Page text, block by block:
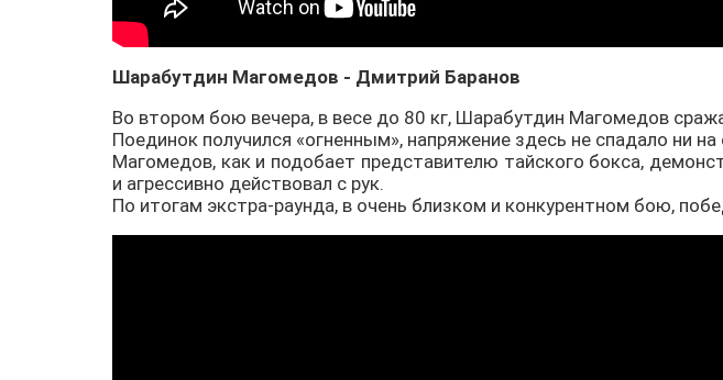
Шарабутдин Магомедов - Дмитрий Баранов
Во втором бою вечера, в весе до 80 кг, Шарабутдин Магомедов
Поединок получился «огненным», напряжение здесь не спадало ни на
Магомедов, как и подобает представителю тайского бокса,
и агрессивно действовал с рук.
По итогам экстра-раунда, в очень близком и конкурентном бою,